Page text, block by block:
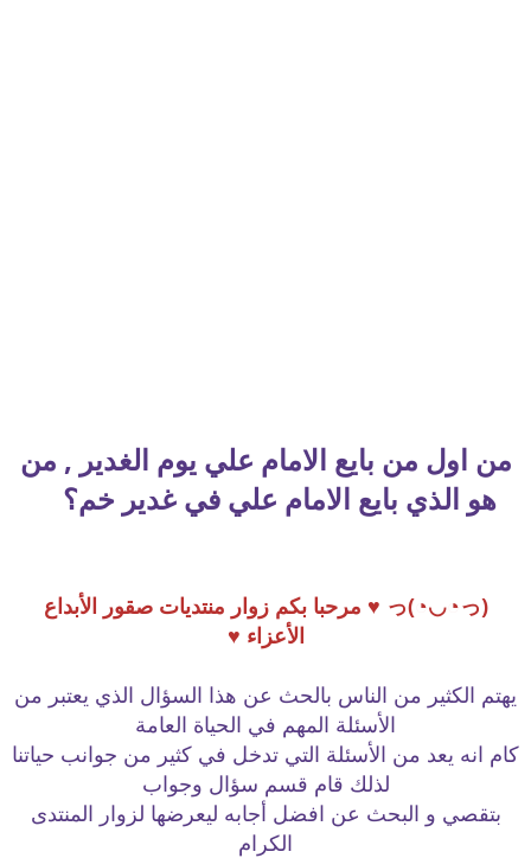
من اول من بايع الامام علي يوم الغدير , من
هو الذي بايع الامام علي في غدير خم؟
(っ◔◡◔)っ ♥ مرحبا بكم زوار منتديات صقور الأبداع
الأعزاء ♥
يهتم الكثير من الناس بالحث عن هذا السؤال الذي يعتبر من
الأسئلة المهم في الحياة العامة
كام انه يعد من الأسئلة التي تدخل في كثير من جوانب حياتنا
لذلك قام قسم سؤال وجواب
بتقصي و البحث عن افضل أجابه ليعرضها لزوار المنتدى
الكرام